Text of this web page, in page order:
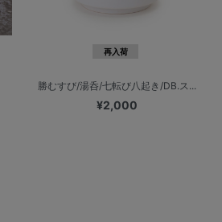
再入荷
勝むすび/湯呑/七転び八起き/DB.ス...
¥2,000